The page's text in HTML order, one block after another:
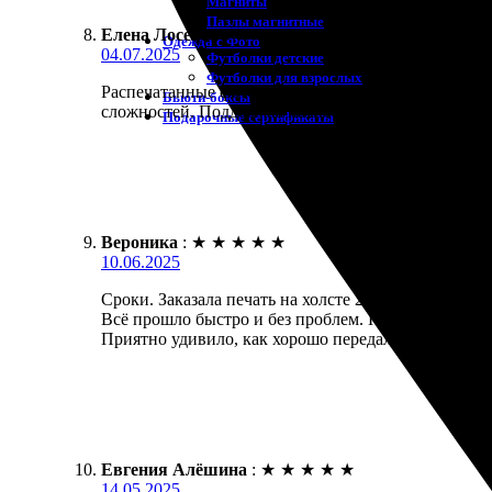
Пазлы магнитные
Одежда с Фото
Футболки детские
Футболки для взрослых
Бьюти-боксы
Подарочные сертификаты
Елена Лосева : ★ ★ ★ ★ ★
04.07.2025
Распечатанные фотографии порадовали. Качество
сложностей. Поддержка на высоте, отвечают на
Вероника : ★ ★ ★ ★ ★
10.06.2025
Сроки. Заказала печать на холсте 20х30. Чтобы
Всё прошло быстро и без проблем. Получила
Приятно удивило, как хорошо передался каждый
Евгения Алёшина : ★ ★ ★ ★ ★